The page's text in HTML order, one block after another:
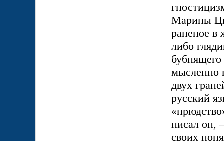
Марины
раненое в
либо
мысленно
двух
русский
писал он,
своих